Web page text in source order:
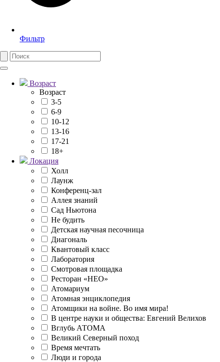
Фильтр
Возраст
Возраст
3-5
6-9
10-12
13-16
17-21
18+
Локация
Холл
Лаунж
Конференц-зал
Аллея знаний
Сад Ньютона
Не будить
Детская научная песочница
Диагональ
Квантовый класс
Лаборатория
Смотровая площадка
Ресторан «НЕО»
Атомариум
Атомная энциклопедия
Атомщики на войне. Во имя мира!
В центре науки и общества: Евгений Велихов
Вглубь АТОМА
Великий Северный поход
Время мечтать
Люди и города